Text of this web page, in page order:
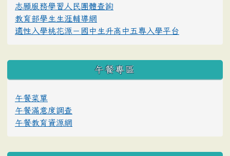
志願服務學習人民團體查詢
教育部學生生涯輔導網
適性入學桃花源－國中生升高中五專入學平台
午餐專區
午餐菜單
午餐滿意度調查
午餐教育資源網